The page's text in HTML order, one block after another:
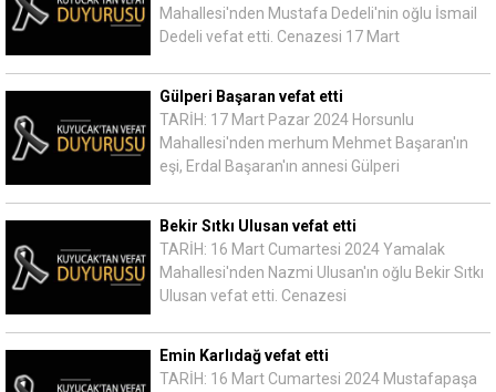
Mahallesi'nden Mustafa Dedeli'nin oğlu İsmail
Dedeli vefat etti. Cenazesi 17 Mart
Gülperi Başaran vefat etti
TARİH: 17 Mart Pazar 2024 Horsunlu
Mahallesi'nden merhum Mehmet Başaran'ın
eşi, Erdal Başaran'ın annesi Gülperi
Bekir Sıtkı Ulusan vefat etti
TARİH: 16 Mart Cumartesi 2024 Yamalak
Mahallesi'nden Nazmi Ulusan'ın oğlu Bekir Sıtkı
Ulusan vefat etti. Cenazesi
Emin Karlıdağ vefat etti
TARİH: 16 Mart Cumartesi 2024 Mustafapaşa